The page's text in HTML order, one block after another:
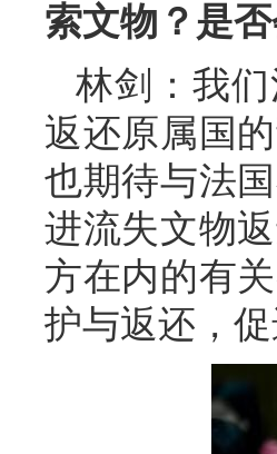
索文物？是
林剑：我
返还原属国
也期待与法
进流失文物
方在内的有
护与返还，